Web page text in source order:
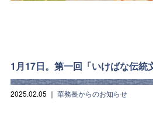
1月17日。第一回「いけばな伝統
2025.02.05 ｜ 華務長からのお知らせ